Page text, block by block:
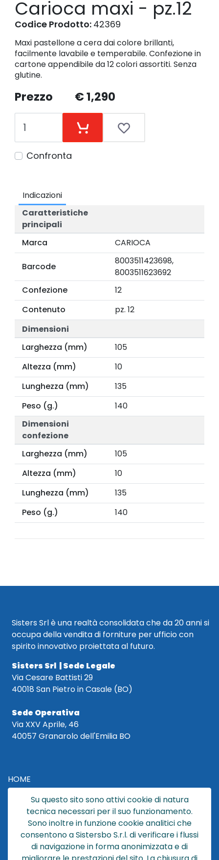
Carioca maxi - pz.12
Codice Prodotto: 42369
Maxi pastellone a cera dai colore brillanti,
facilmente lavabile e temperabile. Confezione in
cartone appendibile da 12 colori assortiti. Senza
glutine.
Prezzo € 1,290
Confronta
Indicazioni
Caratteristiche
principali
Marca
CARIOCA
Barcode
8003511423698,
8003511623692
Confezione
12
Contenuto
pz. 12
Dimensioni
Larghezza (mm)
105
Altezza (mm)
10
Lunghezza (mm)
135
Peso (g.)
140
Dimensioni
confezione
Larghezza (mm)
105
Altezza (mm)
10
Lunghezza (mm)
135
Peso (g.)
140
Sisters Srl è una realtà consolidata che da 20 anni si
occupa della vendita di forniture per ufficio con
spirito innovativo proiettata al futuro.
Sisters Srl | Sede Legale
Via Cesare Battisti 29
40018 San Pietro in Casale (BO)
Sede Operativa
Via XXV Aprile, 46
40057 Granarolo dell'Emilia BO
HOME
CATALOGO
CHI SIAMO
NEWS
CONTATTACI
CONDIZIONI DI VENDITA
Su questo sito sono attivi cookie di natura
tecnica necessari per il suo funzionamento.
Sono inoltre in funzione cookie analitici che
consentono a Sistersbo S.r.l. di verificare i flussi
di navigazione in forma anonimizzata e di